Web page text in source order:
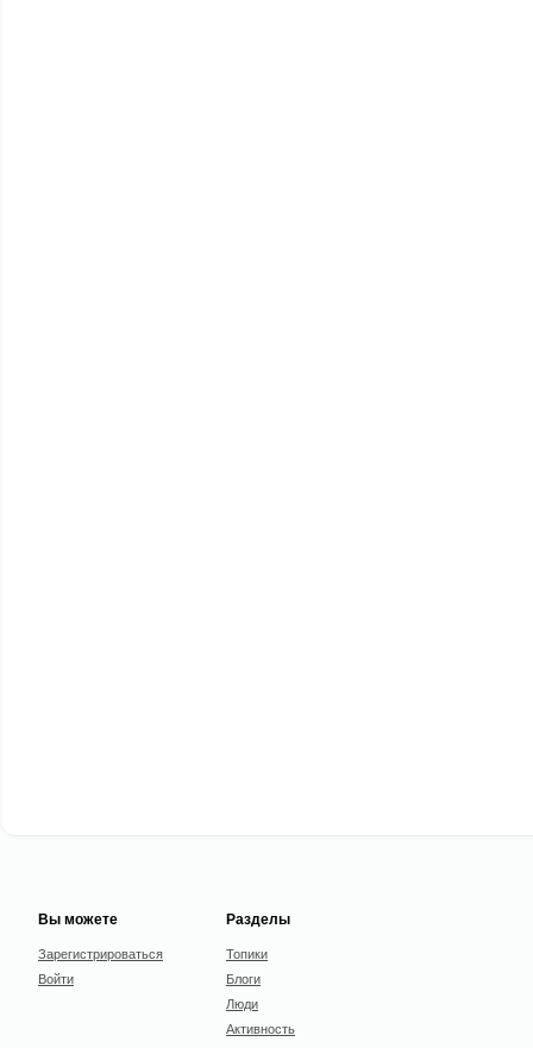
Вы можете
Зарегистрироваться
Войти
Разделы
Топики
Блоги
Люди
Активность